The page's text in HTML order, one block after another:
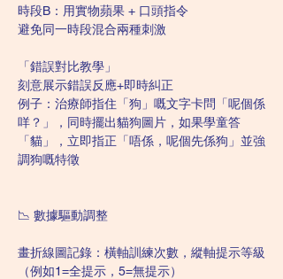
時段B：用實物蘋果 + 口頭指令
避免同一時段混合兩種刺激
「錯誤對比教學」
刻意展示錯誤反應+即時糾正
例子：治療師指住「狗」嘅文字卡問「呢個係
咩？」，同時擺出貓狗圖片，如果學童答
「貓」，立即指正「唔係，呢個先係狗」並強
調狗嘅特徵
📉 數據驅動調整
畫折線圖記錄：橫軸訓練次數，縱軸提示等級
（例如1=全提示，5=無提示）